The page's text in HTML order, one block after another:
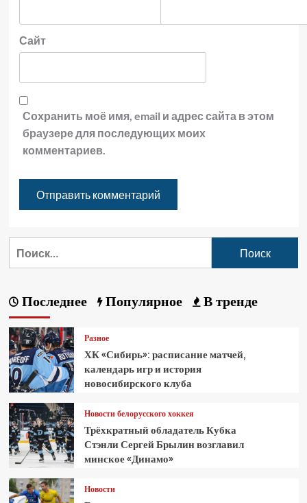
Сайт
Сохранить моё имя, email и адрес сайта в этом
браузере для последующих моих
комментариев.
Последнее Популярное В тренде
Разное
ХК «Сибирь»: расписание матчей,
календарь игр и история
новосибирского клуба
Новости белорусского хоккея
Трёхкратный обладатель Кубка
Стэнли Сергей Брылин возглавил
минское «Динамо»
Новости